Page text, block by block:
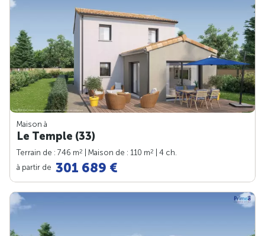
Maison à
Le Temple (33)
Terrain de : 746 m2 | Maison de : 110 m2
| 4 ch.
à partir de 301 689 €